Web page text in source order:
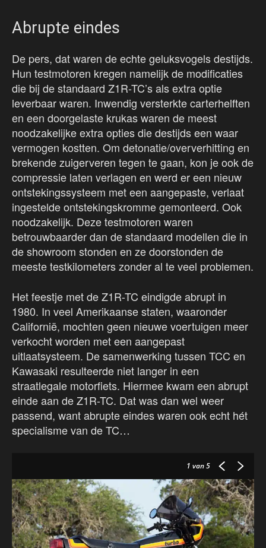
Abrupte eindes
De pers, dat waren de echte geluksvogels destijds.
Hun testmotoren kregen namelijk de modificaties
die bij de standaard Z1R-TC’s als extra optie
leverbaar waren. Inwendig versterkte carterhelften
en een doorgelaste krukas waren de meest
noodzakelijke extra opties die destijds een waar
vermogen kostten. Om detonatie/oververhitting en
brekende zuigerveren tegen te gaan, kon je ook de
compressie laten verlagen en werd er een nieuw
ontstekingssysteem met een aangepaste, verlaat
ingestelde ontstekingskromme gemonteerd. Ook
noodzakelijk. Deze testmotoren waren
betrouwbaarder dan de standaard modellen die in
de showroom stonden en ze doorstonden de
meeste testkilometers zonder al te veel problemen.
Het feestje met de Z1R-TC eindigde abrupt in
1980. In veel Amerikaanse staten, waaronder
Californië, mochten geen nieuwe voertuigen meer
verkocht worden met een aangepast
uitlaatsysteem. De samenwerking tussen TCC en
Kawasaki resulteerde niet langer in een
straatlegale motorfiets. Hiermee kwam een abrupt
einde aan de Z1R-TC. Dat was dan wel weer
passend, want abrupte eindes waren ook echt hét
specialisme van de TC…
1 van 5